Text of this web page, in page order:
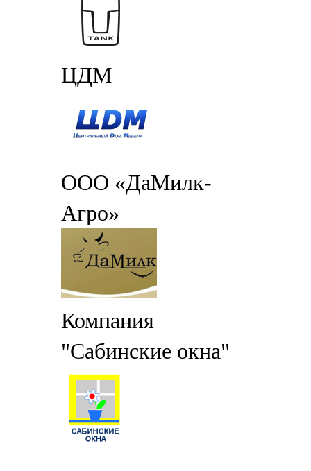
ЦДМ
ООО «ДаМилк-
Агро»
Компания
"Сабинские окна"